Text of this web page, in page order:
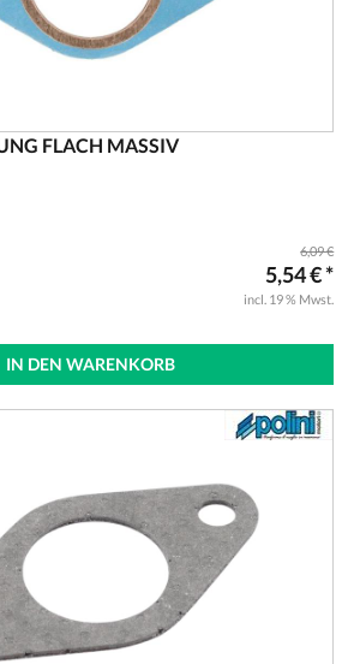
FLACH MASSIV
6,09 €
5,54 € *
incl. 19 % Mwst.
IN DEN WARENKORB